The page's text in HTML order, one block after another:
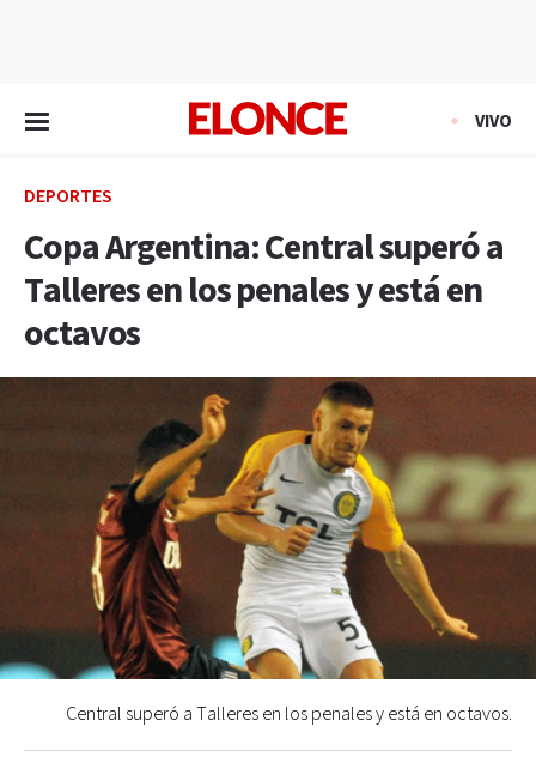
VIVO
DEPORTES
Copa Argentina: Central superó a
Talleres en los penales y está en
octavos
Central superó a Talleres en los penales y está en octavos.